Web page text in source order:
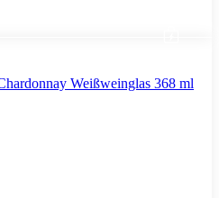
Weißweinglas 368 ml